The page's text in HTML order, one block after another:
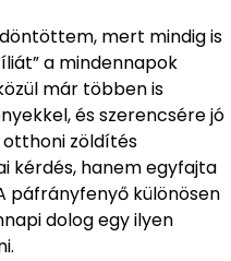
mert mindig is
a mindennapok
már többen is
és szerencsére jó
zöldítés
kérdés, hanem egyfajta
páfrányfenyő különösen
dolog egy ilyen